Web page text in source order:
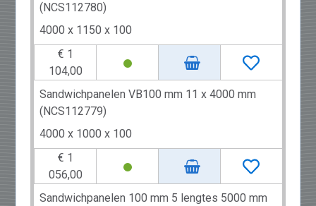
(NCS112780)
4000 x 1150 x 100
€ 1
104,00
Sandwichpanelen VB100 mm 11 x 4000 mm
(NCS112779)
4000 x 1000 x 100
€ 1
056,00
Sandwichpanelen 100 mm 5 lengtes 5000 mm